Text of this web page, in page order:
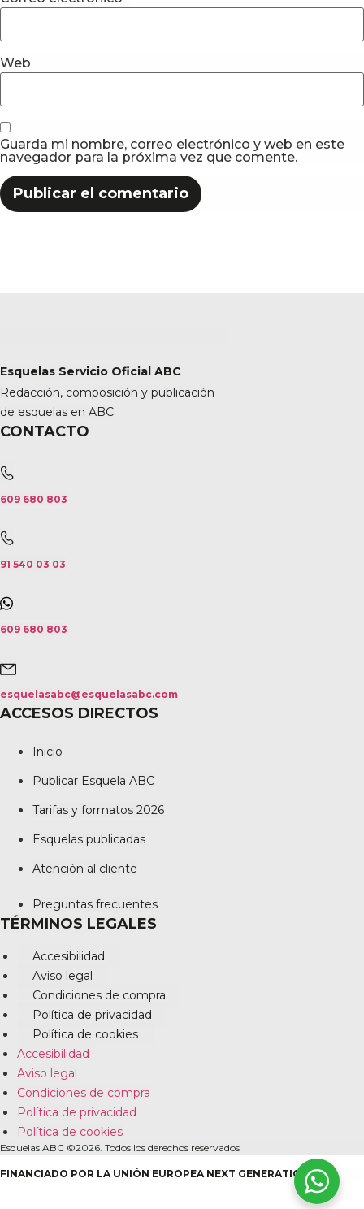
Web
Guarda mi nombre, correo electrónico y web en este
navegador para la próxima vez que comente.
Esquelas Servicio Oficial ABC
Redacción, composición y publicación
de esquelas en ABC
CONTACTO
609 680 803
91 540 03 03
609 680 803
esquelasabc@esquelasabc.com
ACCESOS DIRECTOS
Inicio
Publicar Esquela ABC
Tarifas y formatos 2026
Esquelas publicadas
Atención al cliente
Preguntas frecuentes
TÉRMINOS LEGALES
Accesibilidad
Aviso legal
Condiciones de compra
Política de privacidad
Política de cookies
Accesibilidad
Aviso legal
Condiciones de compra
Política de privacidad
Política de cookies
Esquelas ABC ©2026. Todos los derechos reservados
FINANCIADO POR LA UNIÓN EUROPEA NEXT GENERATION EU